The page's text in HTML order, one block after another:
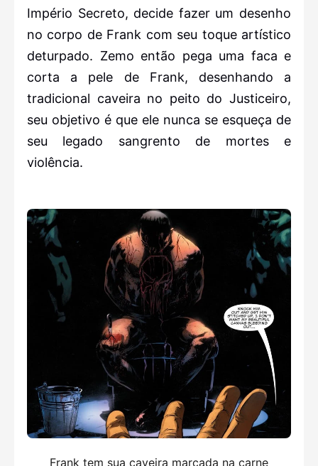
Império Secreto, decide fazer um desenho
no corpo de Frank com seu toque artístico
deturpado. Zemo então pega uma faca e
corta a pele de Frank, desenhando a
tradicional caveira no peito do Justiceiro,
seu objetivo é que ele nunca se esqueça de
seu legado sangrento de mortes e
violência.
Frank tem sua caveira marcada na carne